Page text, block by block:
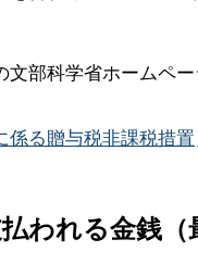
部科学省ホームペ
係る贈与税非課税措置
われる金銭（